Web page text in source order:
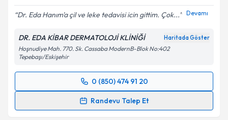
Dr. Eda Hanım'a çil ve leke tedavisi icin gittim. Çok... Devamı
DR. EDA KİBAR DERMATOLOJİ KLİNİĞİ Haritada Göster
Hoşnudiye Mah. 770. Sk. Cassaba ModernB-Blok No:402
Tepebaşı/Eskişehir
0 (850) 474 91 20
Randevu Talep Et
Randevu Takvimi Talebi